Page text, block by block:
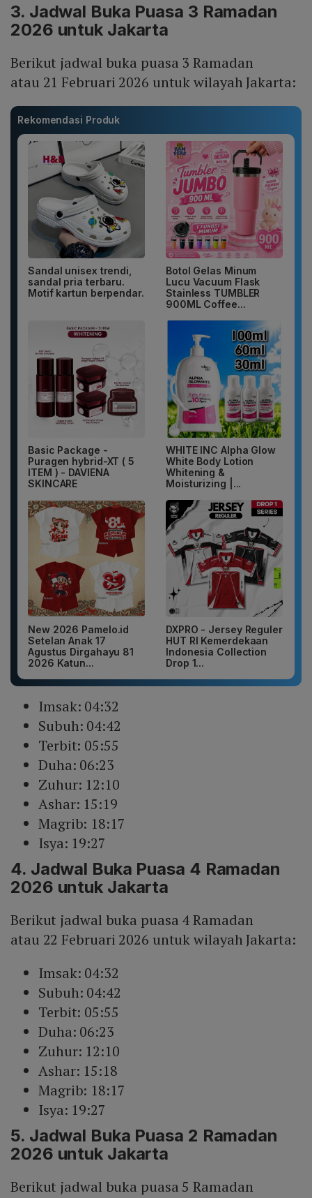
3. Jadwal Buka Puasa 3 Ramadan
2026 untuk Jakarta
Berikut jadwal buka puasa 3 Ramadan
atau 21 Februari 2026 untuk wilayah Jakarta:
Rekomendasi Produk
Sandal unisex trendi,
sandal pria terbaru.
Motif kartun berpendar.
Botol Gelas Minum
Lucu Vacuum Flask
Stainless TUMBLER
900ML Coffee...
Basic Package -
Puragen hybrid-XT ( 5
ITEM ) - DAVIENA
SKINCARE
WHITE INC Alpha Glow
White Body Lotion
Whitening &
Moisturizing |...
New 2026 Pamelo.id
Setelan Anak 17
Agustus Dirgahayu 81
2026 Katun...
DXPRO - Jersey Reguler
HUT RI Kemerdekaan
Indonesia Collection
Drop 1...
Imsak: 04:32
Subuh: 04:42
Terbit: 05:55
Duha: 06:23
Zuhur: 12:10
Ashar: 15:19
Magrib: 18:17
Isya: 19:27
4. Jadwal Buka Puasa 4 Ramadan
2026 untuk Jakarta
Berikut jadwal buka puasa 4 Ramadan
atau 22 Februari 2026 untuk wilayah Jakarta:
Imsak: 04:32
Subuh: 04:42
Terbit: 05:55
Duha: 06:23
Zuhur: 12:10
Ashar: 15:18
Magrib: 18:17
Isya: 19:27
5. Jadwal Buka Puasa 2 Ramadan
2026 untuk Jakarta
Berikut jadwal buka puasa 5 Ramadan